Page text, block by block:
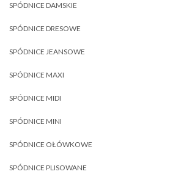
SPÓDNICE DAMSKIE
SPÓDNICE DRESOWE
SPÓDNICE JEANSOWE
SPÓDNICE MAXI
SPÓDNICE MIDI
SPÓDNICE MINI
SPÓDNICE OŁÓWKOWE
SPÓDNICE PLISOWANE